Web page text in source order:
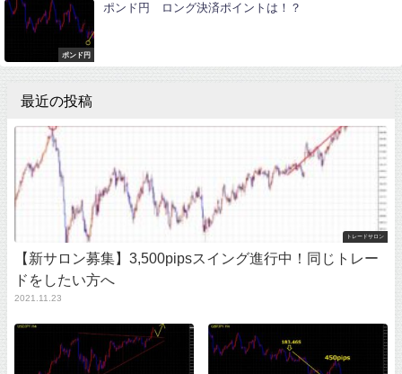
ポンド円
ポンド円 ロング決済ポイントは！？
最近の投稿
トレードサロン
【新サロン募集】3,500pipsスイング進行中！同じトレー
ドをしたい方へ
2021.11.23